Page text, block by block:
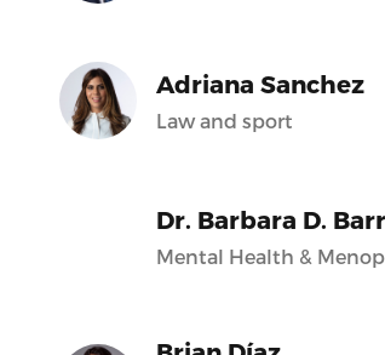
Adriana Sanchez
Law and sport
Dr. Barbara D.
Mental Health &